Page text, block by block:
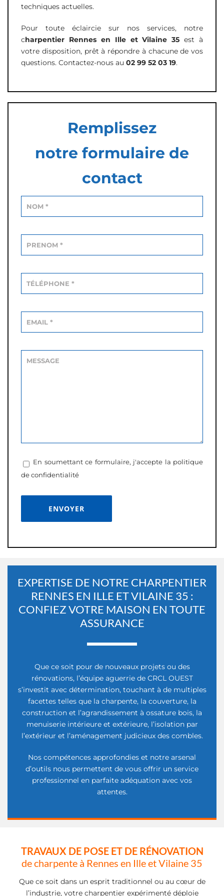
techniques actuelles.
Pour toute éclaircie sur nos services, notre
charpentier Rennes en Ille et Vilaine 35 est à
votre disposition, prêt à répondre à chacune de vos
questions. Contactez-nous au 02 99 52 03 19.
Remplissez
notre formulaire de
contact
En soumettant ce formulaire, j'accepte la politique
de confidentialité
EXPERTISE DE NOTRE CHARPENTIER
RENNES EN ILLE ET VILAINE 35 :
CONFIEZ VOTRE MAISON EN TOUTE
ASSURANCE
Que ce soit pour de nouveaux projets ou des
rénovations, l’équipe aguerrie de CRCL OUEST
s’investit avec détermination, touchant à de multiples
facettes telles que la charpente, la couverture, la
construction et l’agrandissement à ossature bois, la
menuiserie intérieure et extérieure, l’isolation par
l’extérieur et l’aménagement judicieux des combles.
Nos compétences approfondies et notre arsenal
d’outils nous permettent de vous offrir un service
professionnel en parfaite adéquation avec vos
attentes.
TRAVAUX DE POSE ET DE RÉNOVATION
de charpente à Rennes en Ille et Vilaine 35
Que ce soit dans un esprit traditionnel ou au cœur de
l’industrie, votre charpentier expérimenté déploie